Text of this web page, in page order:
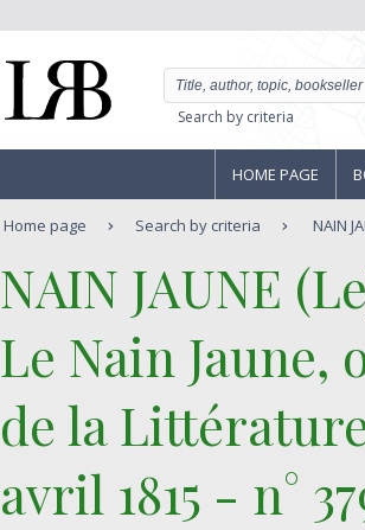
Search by criteria
HOME PAGE
Home page Search by criteria NAIN
‎NAIN JAUNE
‎Le Nain Jaune,
de la
avril 1815 - n°